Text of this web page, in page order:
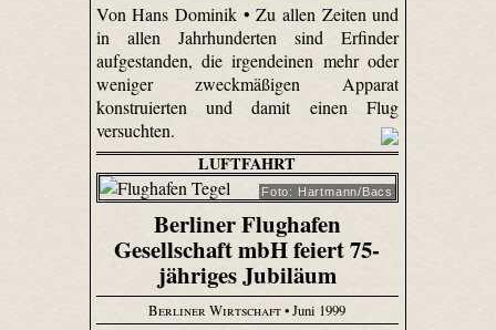
Von Hans Dominik • Zu allen Zeiten und
in allen Jahrhunderten sind Erfinder
aufgestanden, die irgendeinen mehr oder
weniger zweckmäßigen Apparat
konstruierten und damit einen Flug
versuchten.
LUFTFAHRT
Foto: Hartmann/Bacs
Berliner Flughafen
Gesellschaft mbH feiert 75-
jähriges Jubiläum
Berliner Wirtschaft• Juni 1999